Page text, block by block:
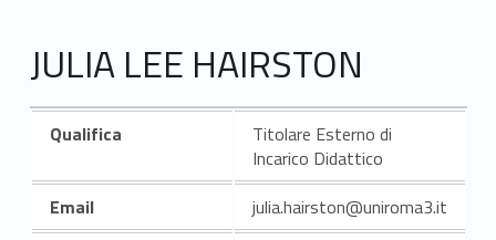
JULIA LEE HAIRSTON
Qualifica
Titolare Esterno di
Incarico Didattico
Email
julia.hairston@uniroma3.it